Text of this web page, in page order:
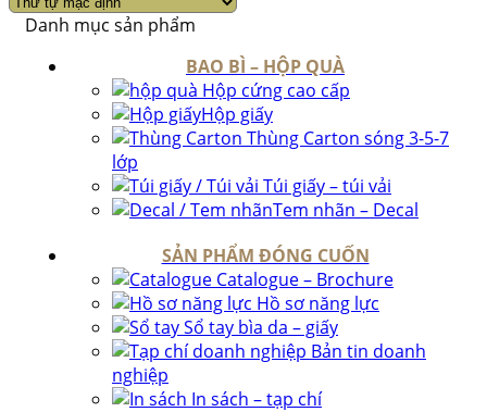
Danh mục sản phẩm
BAO BÌ – HỘP QUÀ
Hộp cứng cao cấp
Hộp giấy
Thùng Carton sóng 3-5-7
lớp
Túi giấy – túi vải
Tem nhãn – Decal
SẢN PHẨM ĐÓNG CUỐN
Catalogue – Brochure
Hồ sơ năng lực
Sổ tay bìa da – giấy
Bản tin doanh
nghiệp
In sách – tạp chí